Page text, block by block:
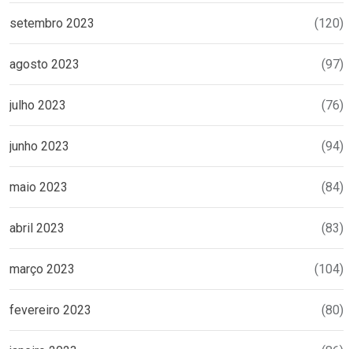
setembro 2023 (120)
agosto 2023 (97)
julho 2023 (76)
junho 2023 (94)
maio 2023 (84)
abril 2023 (83)
março 2023 (104)
fevereiro 2023 (80)